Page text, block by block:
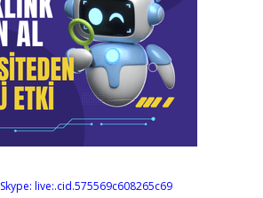
Skype: live:.cid.575569c608265c69